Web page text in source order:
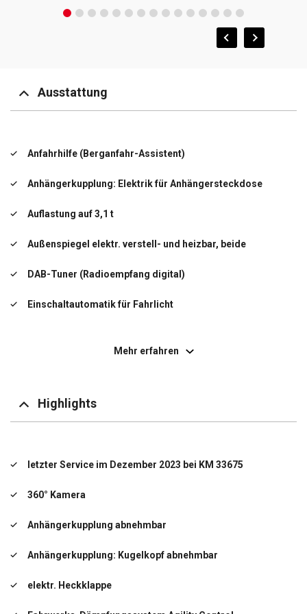
Ausstattung
Anfahrhilfe (Berganfahr-Assistent)
Anhängerkupplung: Elektrik für Anhängersteckdose
Auflastung auf 3,1 t
Außenspiegel elektr. verstell- und heizbar, beide
DAB-Tuner (Radioempfang digital)
Einschaltautomatik für Fahrlicht
Pannenmanagement
Wisch-/Waschanlage
Mehr erfahren
Highlights
letzter Service im Dezember 2023 bei KM 33675
360° Kamera
Anhängerkupplung abnehmbar
Anhängerkupplung: Kugelkopf abnehmbar
elektr. Heckklappe